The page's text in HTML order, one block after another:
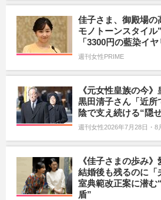
佳子さま、御殿場の
モノトーンスタイ
「3300円の藍染イ
週刊女性PRIME
《元女性皇族の今
黒田清子さん「近所
陰で支え続ける“隠
週刊女性2026年7月28日・8
《佳子さまの歩み
結婚後も残るのに
室典範改正案に潜む
盾”